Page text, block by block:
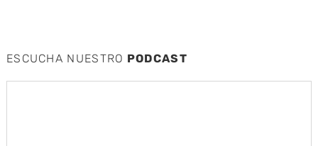
ESCUCHA NUESTRO PODCAST